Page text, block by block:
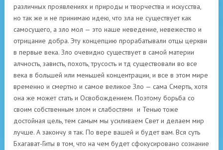
различных проявлениях и природы и творчества и искусства,
но так же и не принимаю идею, что зла не существует как
самосущего, а зло мол — это наше неведение, невежество и
отрицание добра. Эту концепцию прорабатывали отцы церкви
в первые века. Зло очевидно существует в самой материи
алчность, зависть, похоть, трусость и тд существовали во все
века в большей или меньшей концентрации, и все в этом мире
временно и смертно и самое великое Зло — сама Смерть, хотя
она же может стать и Освобождением. Поэтому борьба со
своим собственным злом и слабостями и Тенью тоже
достойная цель, тем самым мы усиливаем Свет и делаем мир
лучше. А закончу я так. По вере вашей и будет вам. Вся суть
Бхагават-Гиты в том, что на чем будет сфокусировано сознание